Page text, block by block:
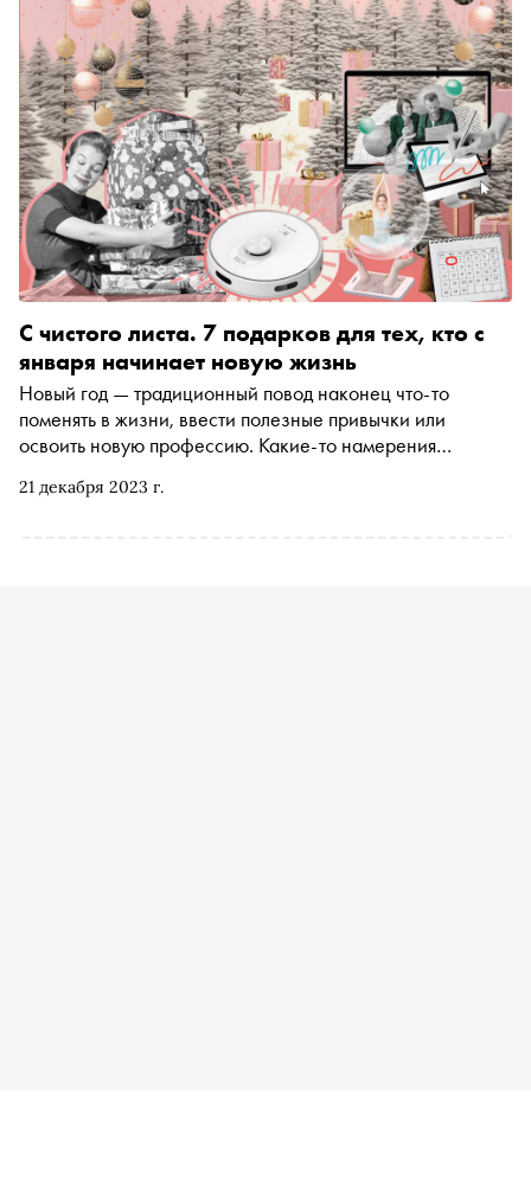
21 декабря 2023 г.
С чистого листа. 7 подарков для тех, кто с
января начинает новую жизнь
Новый год — традиционный повод наконец что-то
поменять в жизни, ввести полезные привычки или
освоить новую профессию. Какие-то намерения
к февралю, и все это нормально. Главное — дать себе